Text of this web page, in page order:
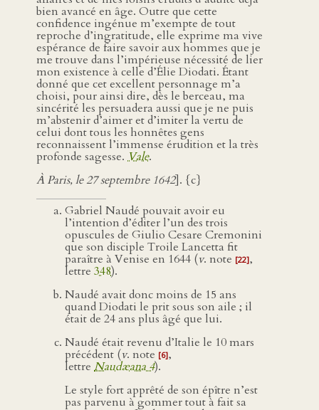
bien avancé en âge. Outre que cette
confidence ingénue m’exempte de tout
reproche d’ingratitude, elle exprime ma vive
espérance de faire savoir aux hommes que je
me trouve dans l’impérieuse nécessité de lier
mon existence à celle d’Élie Diodati. Étant
donné que cet excellent personnage m’a
choisi, pour ainsi dire, dès le berceau, ma
sincérité les persuadera aussi que je ne puis
m’abstenir d’aimer et d’imiter la vertu de
celui dont tous les honnêtes gens
reconnaissent l’immense érudition et la très
profonde sagesse. Vale.
À Paris, le 27 septembre 1642]. {c}
Gabriel Naudé pouvait avoir eu
l’intention d’éditer l’un des trois
opuscules de Giulio Cesare Cremonini
que son disciple Troile Lancetta fit
paraître à Venise en 1644 (v. note [22],
lettre 348).
Naudé avait donc moins de 15 ans
quand Diodati le prit sous son aile ; il
était de 24 ans plus âgé que lui.
Naudé était revenu d’Italie le 10 mars
précédent (v. note [6],
lettre Naudæana 4).
Le style fort apprêté de son épître n’est
pas parvenu à gommer tout à fait sa